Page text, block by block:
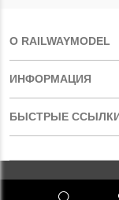
О RAILWAYMODEL
ИНФОРМАЦИЯ
БЫСТРЫЕ